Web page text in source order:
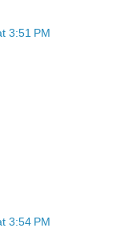
3:51 PM
3:54 PM